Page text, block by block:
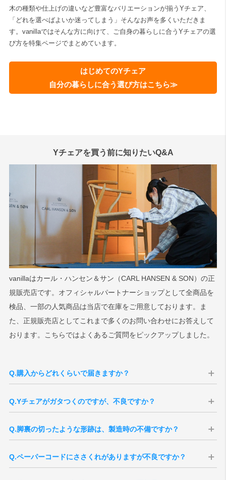
木の種類や仕上げの違いなど豊富なバリエーションが揃うYチェア、
「どれを選べばよいか迷ってしまう」そんなお声を多くいただきま
す。vanillaではそんな方に向けて、ご自身の暮らしに合うYチェアの選
び方を特集ページでまとめています。
はじめてのYチェア
自分の暮らしに合う選び方はこちら≫
Yチェアを買う前に知りたいQ&A
vanillaはカール・ハンセン＆サン（CARL HANSEN & SON）の正
規販売店です。オフィシャルパートナーショップとして全商品を
検品、一部の人気商品は当店で在庫をご用意しております。ま
た、正規販売店としてこれまで多くのお問い合わせにお答えして
おります。こちらではよくあるご質問をピックアップしました。
Q.購入からどれくらいで届きますか？
■当店在庫の場合
す。
■お取り寄せの場合
ご注文後にメーカーへ手配いたします。国内在庫がある場合は約2週間
Q.Yチェアがガタつくのですが、不良ですか？
違いによってわずかな伸縮が起こります。この自然な変化により、ご
く軽微なガタつきが生じる場合があります。デンマークと日本の気候
ます。
Q.脚裏の切ったような形跡は、製造時の不備ですか？
Q.ペーパーコードにささくれがありますが不良ですか？